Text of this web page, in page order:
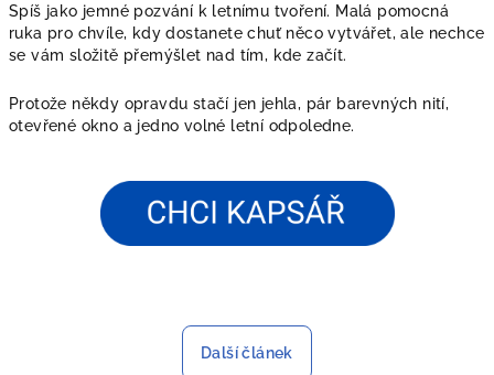
Spíš jako jemné pozvání k letnímu tvoření. Malá pomocná
ruka pro chvíle, kdy dostanete chuť něco vytvářet, ale nechce
se vám složitě přemýšlet nad tím, kde začít.
Protože někdy opravdu stačí jen jehla, pár barevných nití,
otevřené okno a jedno volné letní odpoledne.
Další článek